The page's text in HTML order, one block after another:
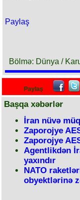
Paylaş
Bölmə: Dünya /
Paylaş
Başqa xəbərlər
İran nüvə
Zaporojye
Zaporojye
Agentlikdən
yaxındır
NATO
obyektlərinə